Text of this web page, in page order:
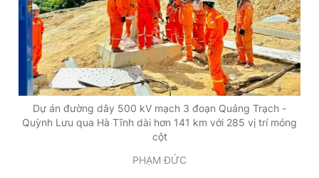
Dự án đường dây 500 kV mạch 3 đoạn Quảng Trạch -
Quỳnh Lưu qua Hà Tĩnh dài hơn 141 km với 285 vị trí móng
cột
PHẠM ĐỨC